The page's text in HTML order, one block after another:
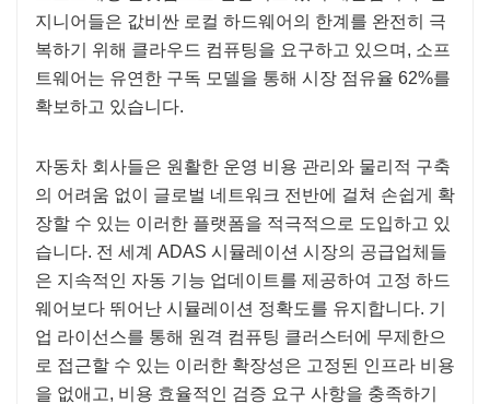
지니어들은 값비싼 로컬 하드웨어의 한계를 완전히 극
복하기 위해 클라우드 컴퓨팅을 요구하고 있으며, 소프
트웨어는 유연한 구독 모델을 통해 시장 점유율 62%를
확보하고 있습니다.
자동차 회사들은 원활한 운영 비용 관리와 물리적 구축
의 어려움 없이 글로벌 네트워크 전반에 걸쳐 손쉽게 확
장할 수 있는 이러한 플랫폼을 적극적으로 도입하고 있
습니다. 전 세계 ADAS 시뮬레이션 시장의 공급업체들
은 지속적인 자동 기능 업데이트를 제공하여 고정 하드
웨어보다 뛰어난 시뮬레이션 정확도를 유지합니다. 기
업 라이선스를 통해 원격 컴퓨팅 클러스터에 무제한으
로 접근할 수 있는 이러한 확장성은 고정된 인프라 비용
을 없애고, 비용 효율적인 검증 요구 사항을 충족하기